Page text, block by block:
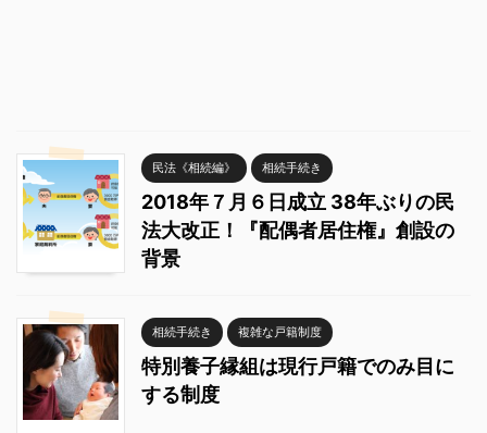
民法《相続編》 相続手続き
2018年７月６日成立 38年ぶりの民
法大改正！『配偶者居住権』創設の
背景
相続手続き 複雑な戸籍制度
特別養子縁組は現行戸籍でのみ目に
する制度